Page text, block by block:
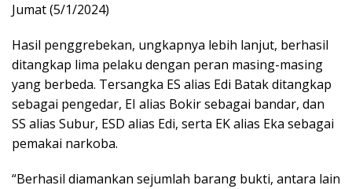
Jumat (5/1/2024)
Hasil penggrebekan, ungkapnya lebih lanjut, berhasil
ditangkap lima pelaku dengan peran masing-masing
yang berbeda. Tersangka ES alias Edi Batak ditangkap
sebagai pengedar, EI alias Bokir sebagai bandar, dan
SS alias Subur, ESD alias Edi, serta EK alias Eka sebagai
pemakai narkoba.
“Berhasil diamankan sejumlah barang bukti, antara lain